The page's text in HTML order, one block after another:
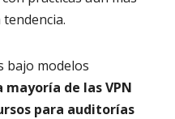
bajo modelos
mayoría de las VPN
para auditorías